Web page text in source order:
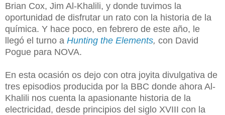
Brian Cox, Jim Al-Khalili, y donde tuvimos la
oportunidad de disfrutar un rato con la historia de la
química. Y hace poco, en febrero de este año, le
llegó el turno a Hunting the Elements, con David
Pogue para NOVA.
En esta ocasión os dejo con otra joyita divulgativa de
tres episodios producida por la BBC donde ahora Al-
Khalili nos cuenta la apasionante historia de la
electricidad, desde principios del siglo XVIII con la